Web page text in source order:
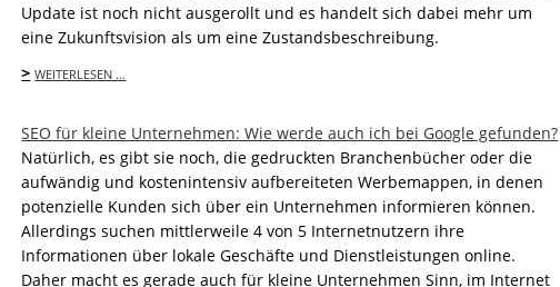
Update ist noch nicht ausgerollt und es handelt sich dabei mehr um
eine Zukunftsvision als um eine Zustandsbeschreibung.
> WEITERLESEN …
SEO für kleine Unternehmen: Wie werde auch ich bei Google gefunden?
Natürlich, es gibt sie noch, die gedruckten Branchenbücher oder die
aufwändig und kostenintensiv aufbereiteten Werbemappen, in denen
potenzielle Kunden sich über ein Unternehmen informieren können.
Allerdings suchen mittlerweile 4 von 5 Internetnutzern ihre
Informationen über lokale Geschäfte und Dienstleistungen online.
Daher macht es gerade auch für kleine Unternehmen Sinn, im Internet